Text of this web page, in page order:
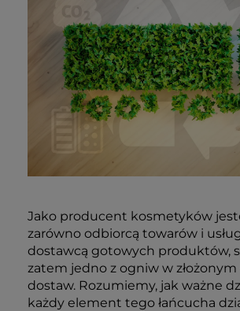
Jako producent kosmetyków
zarówno odbiorcą towarów i
dostawcą gotowych produktów,
zatem jedno z ogniw w złożonym
dostaw. Rozumiemy, jak ważne
każdy element tego łańcucha